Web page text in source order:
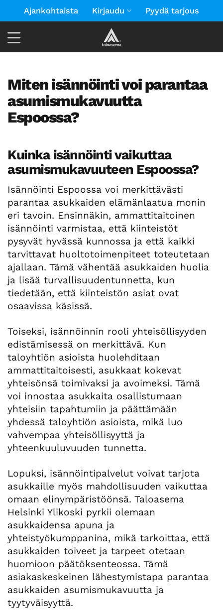
to
content
Ajankohtaista Kirjaudu Pyydä tarjous
Miten isännöinti voi parantaa
asumismukavuutta
Espoossa?
Kuinka isännöinti vaikuttaa
asumismukavuuteen Espoossa?
Isännöinti Espoossa voi merkittävästi
parantaa asukkaiden elämänlaatua monin
eri tavoin. Ensinnäkin, ammattitaitoinen
isännöinti varmistaa, että kiinteistöt
pysyvät hyvässä kunnossa ja että kaikki
tarvittavat huoltotoimenpiteet toteutetaan
ajallaan. Tämä vähentää asukkaiden huolia
ja lisää turvallisuudentunnetta, kun
tiedetään, että kiinteistön asiat ovat
osaavissa käsissä.
Toiseksi, isännöinnin rooli yhteisöllisyyden
edistämisessä on merkittävä. Kun
taloyhtiön asioista huolehditaan
ammattitaitoisesti, asukkaat kokevat
yhteisönsä toimivaksi ja avoimeksi. Tämä
voi innostaa asukkaita osallistumaan
yhteisiin tapahtumiin ja päättämään
yhdessä taloyhtiön asioista, mikä luo
vahvempaa yhteisöllisyyttä ja
yhteenkuuluvuuden tunnetta.
Lopuksi, isännöintipalvelut voivat tarjota
asukkaille myös mahdollisuuden vaikuttaa
omaan elinympäristöönsä. Taloasema
Helsinki Ylikoski pyrkii olemaan
asukkaidensa apuna ja
yhteistyökumppanina, mikä tarkoittaa, että
asukkaiden toiveet ja tarpeet otetaan
huomioon päätöksenteossa. Tämä
asiakaskeskeinen lähestymistapa parantaa
asukkaiden asumismukavuutta ja
tyytyväisyyttä.